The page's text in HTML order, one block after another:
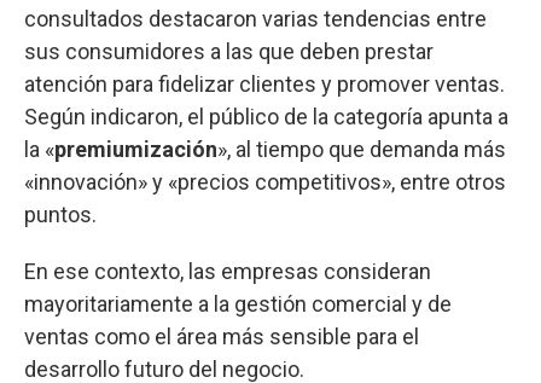
consultados destacaron varias tendencias entre
sus consumidores a las que deben prestar
atención para fidelizar clientes y promover ventas.
Según indicaron, el público de la categoría apunta a
la «premiumización», al tiempo que demanda más
«innovación» y «precios competitivos», entre otros
puntos.
En ese contexto, las empresas consideran
mayoritariamente a la gestión comercial y de
ventas como el área más sensible para el
desarrollo futuro del negocio.